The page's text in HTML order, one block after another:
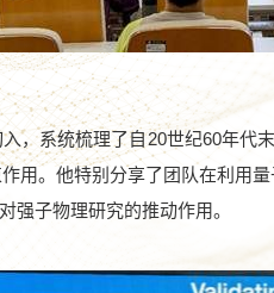
，系统梳理了自20世纪60年代末
用。他特别分享了团队在利用
对强子物理研究的推动作用。